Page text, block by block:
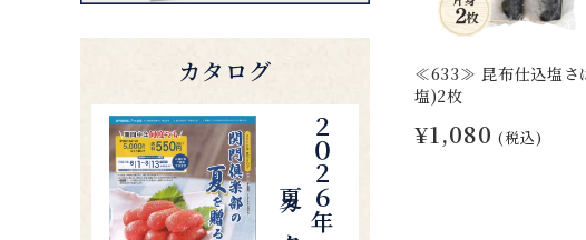
≪633≫ 昆布仕込塩さ
塩)2枚
¥1,080 (税込)
カタログ
２０２６年